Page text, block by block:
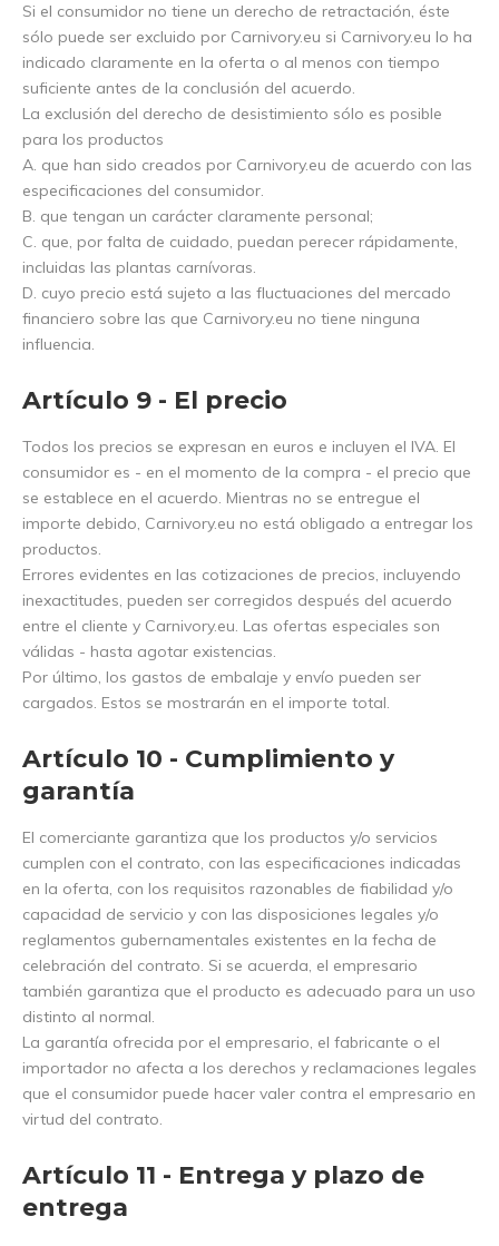
Si el consumidor no tiene un derecho de retractación, éste
sólo puede ser excluido por Carnivory.eu si Carnivory.eu lo ha
indicado claramente en la oferta o al menos con tiempo
suficiente antes de la conclusión del acuerdo.
La exclusión del derecho de desistimiento sólo es posible
para los productos
A. que han sido creados por Carnivory.eu de acuerdo con las
especificaciones del consumidor.
B. que tengan un carácter claramente personal;
C. que, por falta de cuidado, puedan perecer rápidamente,
incluidas las plantas carnívoras.
D. cuyo precio está sujeto a las fluctuaciones del mercado
financiero sobre las que Carnivory.eu no tiene ninguna
influencia.
Artículo 9 - El precio
Todos los precios se expresan en euros e incluyen el IVA. El
consumidor es - en el momento de la compra - el precio que
se establece en el acuerdo. Mientras no se entregue el
importe debido, Carnivory.eu no está obligado a entregar los
productos.
Errores evidentes en las cotizaciones de precios, incluyendo
inexactitudes, pueden ser corregidos después del acuerdo
entre el cliente y Carnivory.eu. Las ofertas especiales son
válidas - hasta agotar existencias.
Por último, los gastos de embalaje y envío pueden ser
cargados. Estos se mostrarán en el importe total.
Artículo 10 - Cumplimiento y
garantía
El comerciante garantiza que los productos y/o servicios
cumplen con el contrato, con las especificaciones indicadas
en la oferta, con los requisitos razonables de fiabilidad y/o
capacidad de servicio y con las disposiciones legales y/o
reglamentos gubernamentales existentes en la fecha de
celebración del contrato. Si se acuerda, el empresario
también garantiza que el producto es adecuado para un uso
distinto al normal.
La garantía ofrecida por el empresario, el fabricante o el
importador no afecta a los derechos y reclamaciones legales
que el consumidor puede hacer valer contra el empresario en
virtud del contrato.
Artículo 11 - Entrega y plazo de
entrega